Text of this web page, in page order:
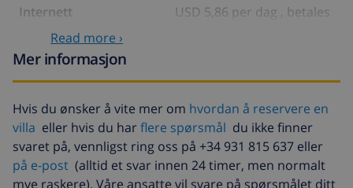
Internett
USD 5,86 per dag , betales
Sen ankomst
Ekstra sengetøy
USD 17,59 per person ,
betales ved ankomst
Ekstra håndklæder
USD 8,80 per person
Sen utsjekking
USD 113,75
Read more ›
Mer informasjon
Hvis du ønsker å vite mer om hvordan å reservere en
villa eller hvis du har flere spørsmål du ikke finner
svaret på, vennligst ring oss på +34 931 815 637 eller
på e-post (alltid et svar innen 24 timer, men normalt
mye raskere). Våre ansatte vil svare på spørsmålet ditt